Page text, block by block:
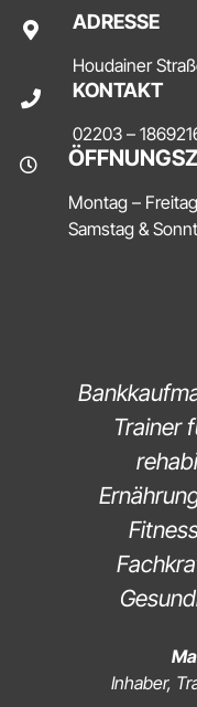
ADRESSE
Houdainer
KONTAKT
02203 –
Montag –
Samstag &
Trainer
Inhaber,